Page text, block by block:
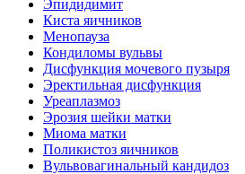
Эпидидимит
Киста яичников
Менопауза
Кондиломы вульвы
Дисфункция мочевого пузыря
Эректильная дисфункция
Уреаплазмоз
Эрозия шейки матки
Миома матки
Поликистоз яичников
Вульвовагинальный кандидоз